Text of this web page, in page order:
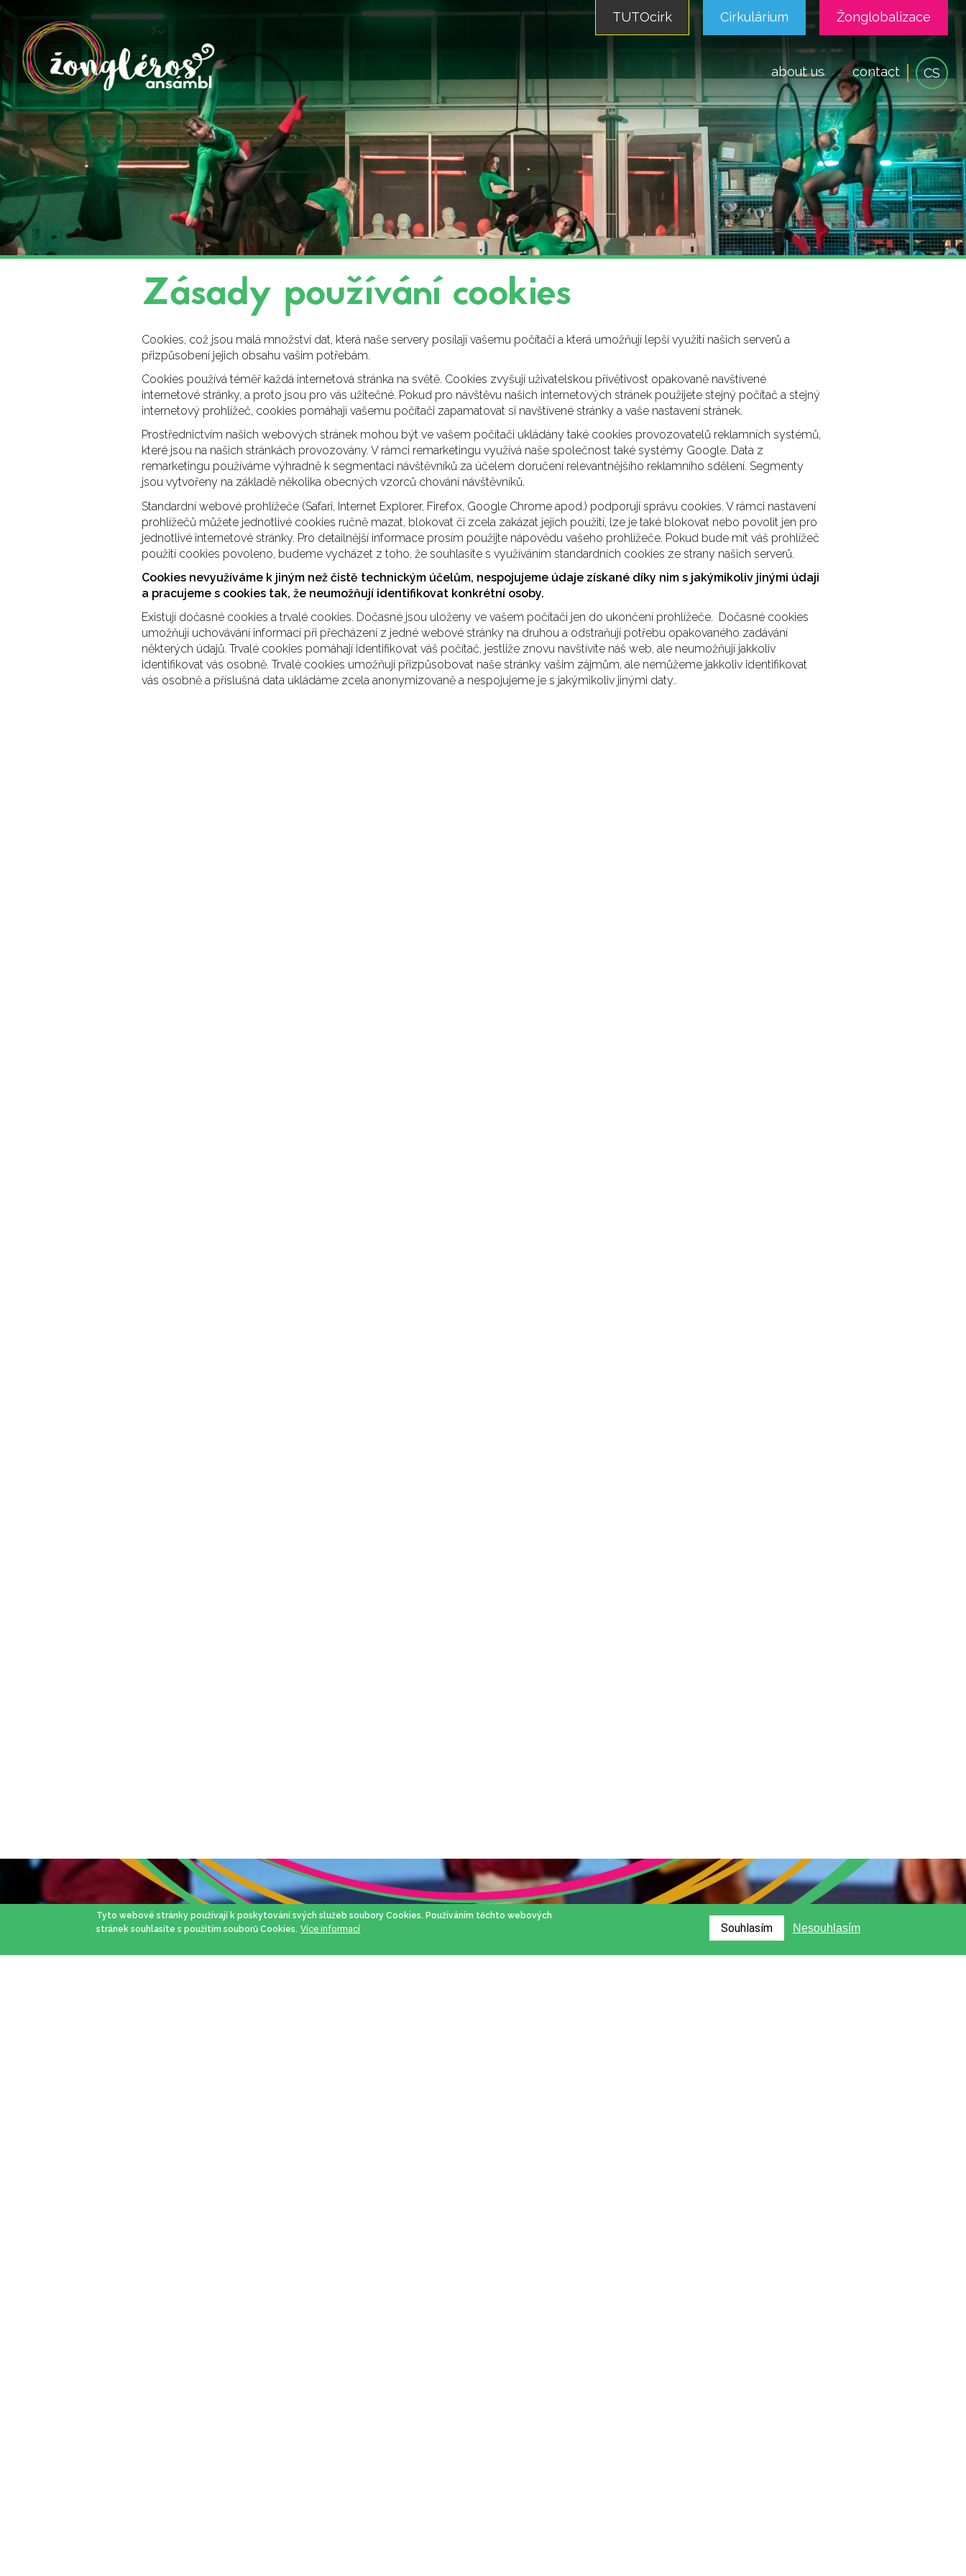
TUTOcirk Cirkulárium Žonglobalizace
about us contact CS
Zásady používání cookies
Cookies, což jsou malá množství dat, která naše servery posílají vašemu počítači a která umožňují lepší využití našich serverů a
přizpůsobení jejich obsahu vašim potřebám.
Cookies používá téměř každá internetová stránka na světě. Cookies zvyšují uživatelskou přívětivost opakovaně navštívené
internetové stránky, a proto jsou pro vás užitečné. Pokud pro návštěvu našich internetových stránek použijete stejný počítač a stejný
internetový prohlížeč, cookies pomáhají vašemu počítači zapamatovat si navštívené stránky a vaše nastavení stránek.
Prostřednictvím našich webových stránek mohou být ve vašem počítači ukládány také cookies provozovatelů reklamních systémů,
které jsou na našich stránkách provozovány. V rámci remarketingu využívá naše společnost také systémy Google. Data z
remarketingu používáme výhradně k segmentaci návštěvníků za účelem doručení relevantnějšího reklamního sdělení. Segmenty
jsou vytvořeny na základě několika obecných vzorců chování návštěvníků.
Standardní webové prohlížeče (Safari, Internet Explorer, Firefox, Google Chrome apod.) podporují správu cookies. V rámci nastavení
prohlížečů můžete jednotlivé cookies ručně mazat, blokovat či zcela zakázat jejich použití, lze je také blokovat nebo povolit jen pro
jednotlivé internetové stránky. Pro detailnější informace prosím použijte nápovědu vašeho prohlížeče. Pokud bude mít váš prohlížeč
použití cookies povoleno, budeme vycházet z toho, že souhlasíte s využíváním standardních cookies ze strany našich serverů.
Cookies nevyužíváme k jiným než čistě technickým účelům, nespojujeme údaje získané díky nim s jakýmikoliv jinými údaji
a pracujeme s cookies tak, že neumožňují identifikovat konkrétní osoby.
Existují dočasné cookies a trvalé cookies. Dočasné jsou uloženy ve vašem počítači jen do ukončení prohlížeče. Dočasné cookies
umožňují uchovávání informací při přecházení z jedné webové stránky na druhou a odstraňují potřebu opakovaného zadávání
některých údajů. Trvalé cookies pomáhají identifikovat váš počítač, jestliže znovu navštívíte náš web, ale neumožňují jakkoliv
identifikovat vás osobně. Trvalé cookies umožňují přizpůsobovat naše stránky vašim zájmům, ale nemůžeme jakkoliv identifikovat
vás osobně a příslušná data ukládáme zcela anonymizovaně a nespojujeme je s jakýmikoliv jinými daty..
Tyto webové stránky používají k poskytování svých služeb soubory Cookies. Používáním těchto webových
stránek souhlasíte s použitím souborů Cookies. Více informací Souhlasím Nesouhlasím